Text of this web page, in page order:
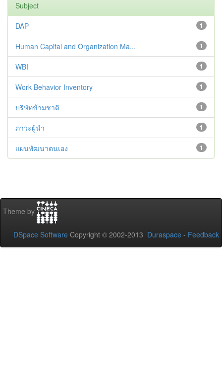
Subject
1
DAP
1
Human Capital and Organization Ma...
1
WBI
1
Work Behavior Inventory
1
บริษัทข้ามชาติ
1
ภาวะผู้นำ
1
แผนพัฒนาตนเอง
Theme by
DSpace Software Copyright © 2002-2013 Duraspace - Feedback